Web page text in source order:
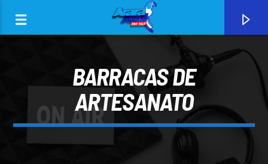
BARRACAS DE
ARTESANATO